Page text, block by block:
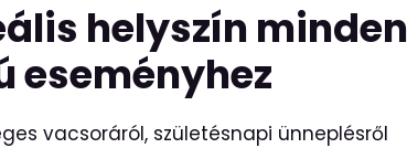
helyszín minden
eseményhez
vacsoráról, születésnapi ünneplésről